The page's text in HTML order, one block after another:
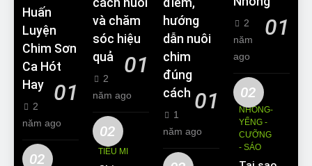
Huấn
Luyện
Chim Sơn
Ca Hót
Hay
01
2
năm ago
02
và chăm
sóc hiệu
quả
01
2
năm ago
02
TIỂU MI
hướng
dẫn nuôi
chim
đúng
cách 01
1
năm ago
01
2
năm
ago
02
NHỒNG-
YỂNG -
CƯỠNG
- SÁO